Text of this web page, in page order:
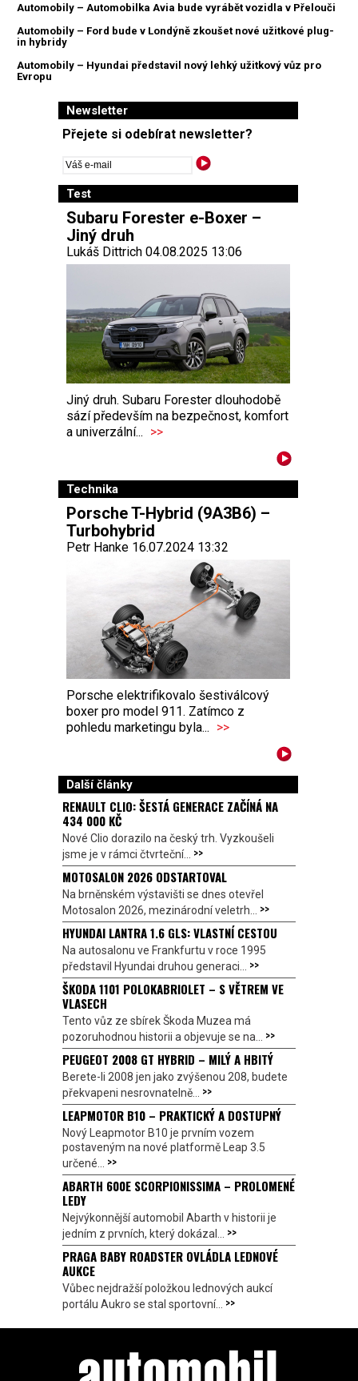
Automobily – Automobilka Avia bude vyrábět vozidla v Přelouči
Automobily – Ford bude v Londýně zkoušet nové užitkové plug-
in hybridy
Automobily – Hyundai představil nový lehký užitkový vůz pro
Evropu
Newsletter
Přejete si odebírat newsletter?
Test
Subaru Forester e-Boxer –
Jiný druh
Lukáš Dittrich 04.08.2025 13:06
Jiný druh. Subaru Forester dlouhodobě
sází především na bezpečnost, komfort
a univerzální... >>
Technika
Porsche T-Hybrid (9A3B6) –
Turbohybrid
Petr Hanke 16.07.2024 13:32
Porsche elektrifikovalo šestiválcový
boxer pro model 911. Zatímco z
pohledu marketingu byla... >>
Další články
RENAULT CLIO: ŠESTÁ GENERACE ZAČÍNÁ NA
434 000 KČ
Nové Clio dorazilo na český trh. Vyzkoušeli
jsme je v rámci čtvrteční... >>
MOTOSALON 2026 ODSTARTOVAL
Na brněnském výstavišti se dnes otevřel
Motosalon 2026, mezinárodní veletrh... >>
HYUNDAI LANTRA 1.6 GLS: VLASTNÍ CESTOU
Na autosalonu ve Frankfurtu v roce 1995
představil Hyundai druhou generaci... >>
ŠKODA 1101 POLOKABRIOLET – S VĚTREM VE
VLASECH
Tento vůz ze sbírek Škoda Muzea má
pozoruhodnou historii a objevuje se na... >>
PEUGEOT 2008 GT HYBRID – MILÝ A HBITÝ
Berete-li 2008 jen jako zvýšenou 208, budete
překvapeni nesrovnatelně... >>
LEAPMOTOR B10 – PRAKTICKÝ A DOSTUPNÝ
Nový Leapmotor B10 je prvním vozem
postaveným na nové platformě Leap 3.5
určené... >>
ABARTH 600E SCORPIONISSIMA – PROLOMENÉ
LEDY
Nejvýkonnější automobil Abarth v historii je
jedním z prvních, který dokázal... >>
PRAGA BABY ROADSTER OVLÁDLA LEDNOVÉ
AUKCE
Vůbec nejdražší položkou lednových aukcí
portálu Aukro se stal sportovní... >>